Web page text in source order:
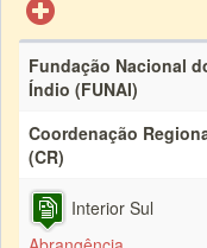
Fundação Nacional
Índio (FUNAI)
Coordenação
(CR)
Interior Sul